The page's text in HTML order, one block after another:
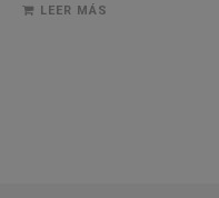
LEER MÁS